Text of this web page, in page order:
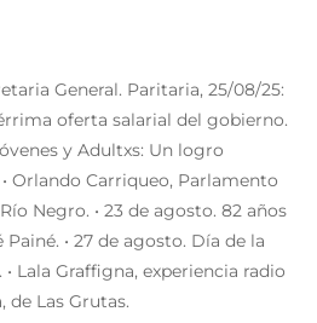
General. Paritaria, 25/08/25:
oferta salarial del gobierno.
y Adultxs: Un logro
Orlando Carriqueo, Parlamento
Negro. • 23 de agosto. 82 años
• 27 de agosto. Día de la
Lala Graffigna, experiencia radio
Las Grutas.